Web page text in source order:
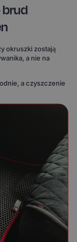
okruszki zostają
a nie na
a czyszczenie